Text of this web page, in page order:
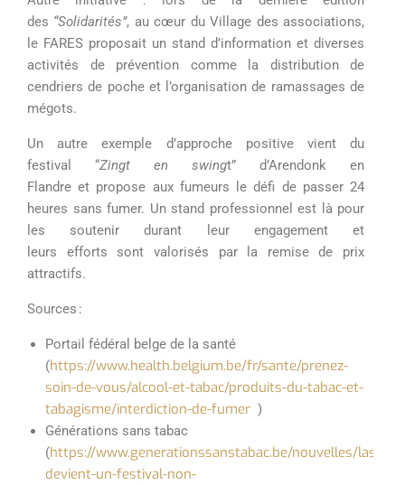
des “Solidarités”, au cœur du Village des associations,
le FARES proposait un stand d’information et diverses
activités de prévention comme la distribution de
cendriers de poche et l’organisation de ramassages de
mégots.
Un autre exemple d’approche positive vient du
festival “Zingt en swingt” d’Arendonk en
Flandre et propose aux fumeurs le défi de passer 24
heures sans fumer. Un stand professionnel est là pour
les soutenir durant leur engagement et
leurs efforts sont valorisés par la remise de prix
attractifs.
Sources :
Portail fédéral belge de la santé
(https://www.health.belgium.be/fr/sante/prenez-
soin-de-vous/alcool-et-tabac/produits-du-tabac-et-
tabagisme/interdiction-de-fumer )
Générations sans tabac
(https://www.generationssanstabac.be/nouvelles/
devient-un-festival-non-